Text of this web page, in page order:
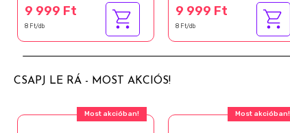
9 999 Ft
8 Ft/db
9 999 Ft
8 Ft/db
CSAPJ LE RÁ - MOST AKCIÓS!
Most akcióban! Most akcióban!